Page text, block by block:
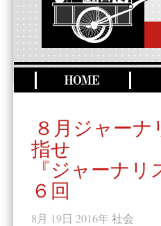
８月ジャー
指せ
『ジャーナ
６回
8月 19日 2016年 社会